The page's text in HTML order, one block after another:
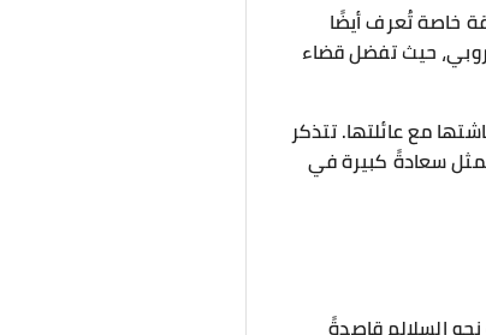
خاصة تُعرف أيضًا
روبي، حيث تفضل قضاء
مع عائلتها. تتذكر
سعادةً كبيرة في
السلالم قاصدةً